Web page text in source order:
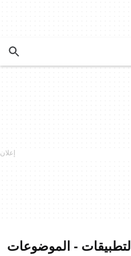
- الموضوعات